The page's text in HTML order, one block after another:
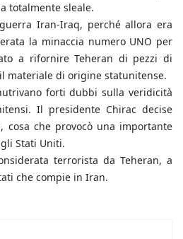
totalmente sleale.
Iran-Iraq, perché allora era
la minaccia numero UNO per
a rifornire Teheran di pezzi di
materiale di origine statunitense.
forti dubbi sulla veridicità
Il presidente Chirac decise
che provocò una importante
Stati Uniti.
terrorista da Teheran, a
che compie in Iran.